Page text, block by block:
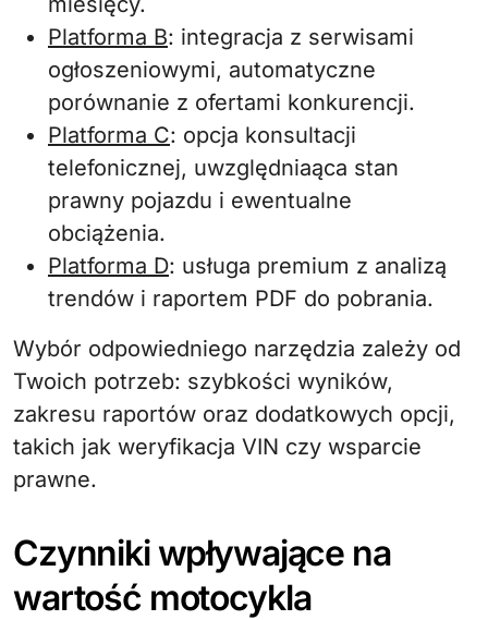
Platforma B: integracja z serwisami
ogłoszeniowymi, automatyczne
porównanie z ofertami konkurencji.
Platforma C: opcja konsultacji
telefonicznej, uwzględniaąca stan
prawny pojazdu i ewentualne
obciążenia.
Platforma D: usługa premium z analizą
trendów i raportem PDF do pobrania.
Wybór odpowiedniego narzędzia zależy od
Twoich potrzeb: szybkości wyników,
zakresu raportów oraz dodatkowych opcji,
takich jak weryfikacja VIN czy wsparcie
prawne.
Czynniki wpływające na
wartość motocykla